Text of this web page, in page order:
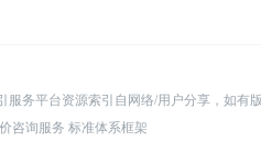
服务平台资源索引自网络/用户分享，如有
咨询服务 标准体系框架